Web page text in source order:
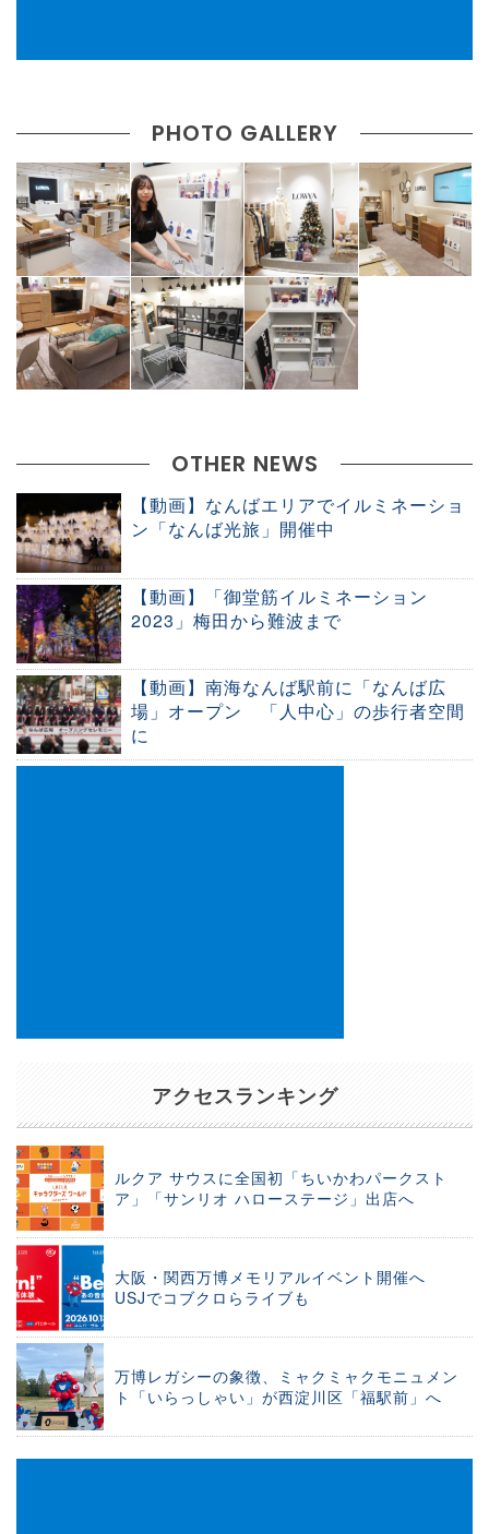
PHOTO GALLERY
OTHER NEWS
【動画】なんばエリアでイルミネーショ
ン「なんば光旅」開催中
【動画】「御堂筋イルミネーション
2023」梅田から難波まで
【動画】南海なんば駅前に「なんば広
場」オープン 「人中心」の歩行者空間
に
アクセスランキング
ルクア サウスに全国初「ちいかわパークスト
ア」「サンリオ ハローステージ」出店へ
大阪・関西万博メモリアルイベント開催へ
USJでコブクロらライブも
万博レガシーの象徴、ミャクミャクモニュメン
ト「いらっしゃい」が西淀川区「福駅前」へ